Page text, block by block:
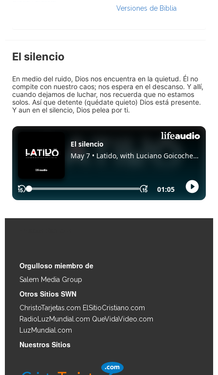
Versiones de Biblia
El silencio
En medio del ruido, Dios nos encuentra en la quietud. Él no
compite con nuestro caos; nos espera en el descanso. Y allí,
cuando dejamos de luchar, nos recuerda que no estamos
solos. Así que detente (quédate quieto) Dios está presente.
Y aun en el silencio, Dios pelea por ti.
Orgulloso miembro de
Salem Media Group
Otros Sitios SWN
ChristoTarjetas.com ElSitioCristiano.com
RadioLuzMundial.com QueVidaVideo.com
LuzMundial.com
Nuestros Sitios